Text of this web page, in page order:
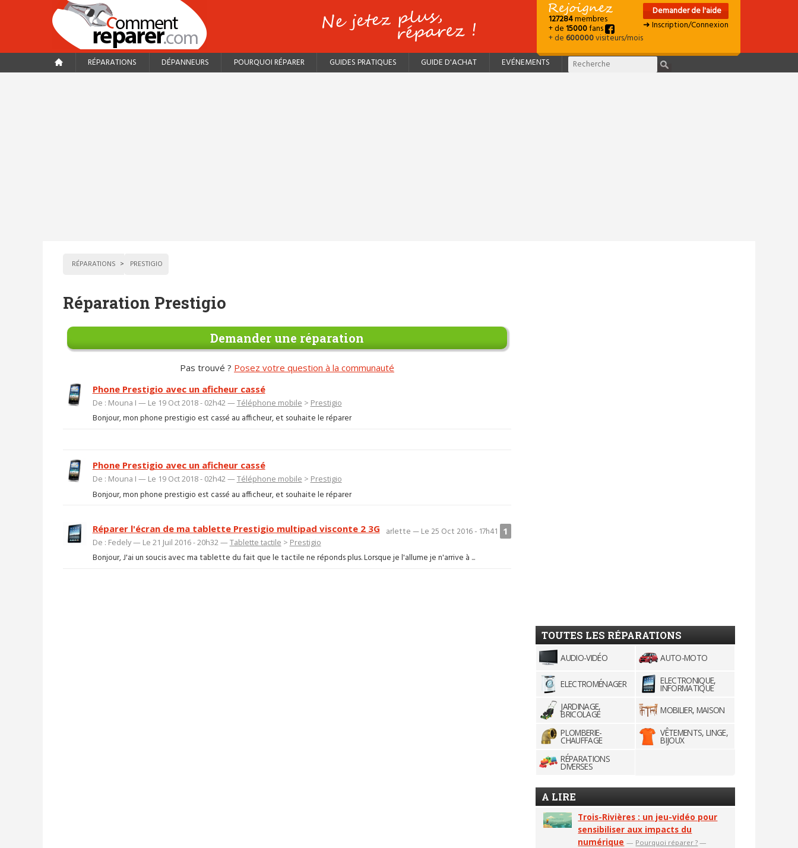
127284membres
+ de15000fans
+ de600000visiteurs/mois
Demander de l'aide
➜ Inscription/Connexion
RÉPARATIONS DÉPANNEURS POURQUOI RÉPARER GUIDES PRATIQUES GUIDE D'ACHAT EVÉNEMENTS
RÉPARATIONS PRESTIGIO
Réparation Prestigio
Demander une réparation
Pas trouvé ? Posez votre question à la communauté
Phone Prestigio avec un aficheur cassé
De : Mouna I — Le 19 Oct 2018 - 02h42 —Téléphone mobile > Prestigio
Bonjour, mon phone prestigio est cassé au afficheur, et souhaite le réparer
Phone Prestigio avec un aficheur cassé
De : Mouna I — Le 19 Oct 2018 - 02h42 —Téléphone mobile > Prestigio
Bonjour, mon phone prestigio est cassé au afficheur, et souhaite le réparer
1
arlette — Le 25 Oct 2016 - 17h41
Réparer l'écran de ma tablette Prestigio multipad visconte 2 3G
De : Fedely — Le 21 Juil 2016 - 20h32 —Tablette tactile > Prestigio
Bonjour, J'ai un soucis avec ma tablette du fait que le tactile ne réponds plus. Lorsque je l'allume je n'arrive à ...
TOUTES LES RÉPARATIONS
AUDIO-VIDÉO AUTO-MOTO
ELECTROMÉNAGER ELECTRONIQUE,
INFORMATIQUE
JARDINAGE,
BRICOLAGE
MOBILIER, MAISON
PLOMBERIE-
CHAUFFAGE
VÊTEMENTS, LINGE,
BIJOUX
RÉPARATIONS
DIVERSES
A LIRE
Trois-Rivières : un jeu-vidéo pour
sensibiliser aux impacts du
numérique — Pourquoi réparer ? —